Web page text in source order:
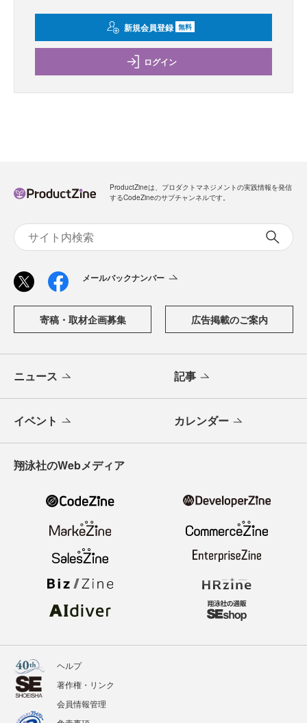
新規会員登録 無料
ログイン
ProductZineは、プロダクトマネジメントの実践情報を発信
するCodeZineのサブチャンネルです。
メールバックナンバー
寄稿・取材企画募集 広告掲載のご案内
ニュース 記事
イベント カレンダー
翔泳社のWebメディア
ヘルプ
著作権・リンク
会員情報管理